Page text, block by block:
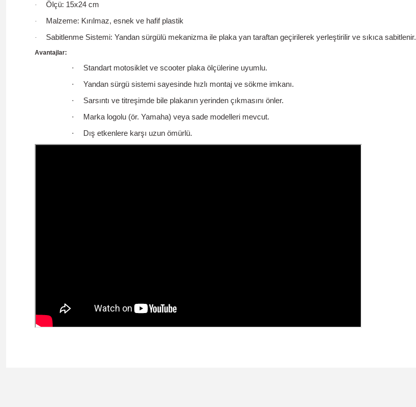
· Ölçü: 15x24 cm
· Malzeme: Kırılmaz, esnek ve hafif plastik
· Sabitlenme Sistemi: Yandan sürgülü mekanizma ile plaka yan taraftan geçirilerek yerleştirilir ve sıkıca sabitlenir.
Avantajlar:
·
Standart motosiklet ve scooter plaka ölçülerine uyumlu.
·
Yandan sürgü sistemi sayesinde hızlı montaj ve sökme imkanı.
·
Sarsıntı ve titreşimde bile plakanın yerinden çıkmasını önler.
·
Marka logolu (ör. Yamaha) veya sade modelleri mevcut.
·
Dış etkenlere karşı uzun ömürlü.